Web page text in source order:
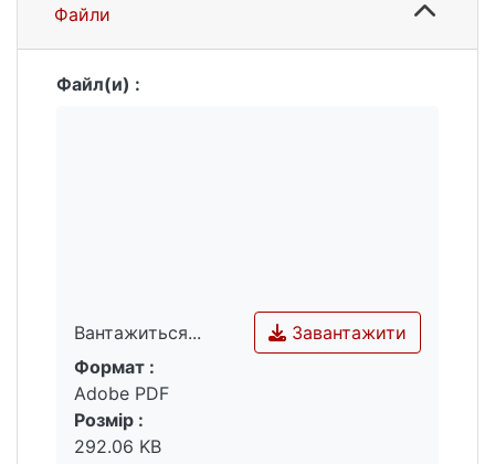
Файли
Файл(и) :
Вантажиться...
Вантажиться...
Завантажити
Формат :
Adobe PDF
Розмір :
292.06 KB